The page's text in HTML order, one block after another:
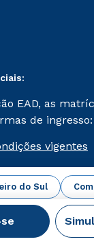
do Sul
EAD, as
de
a taxa de
referentes aos
para a
Questões
vigentes
do Sul
02